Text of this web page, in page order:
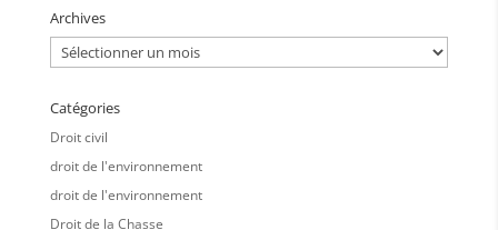
Archives
Archives
Catégories
Droit civil
droit de l'environnement
droit de l'environnement
Droit de la Chasse